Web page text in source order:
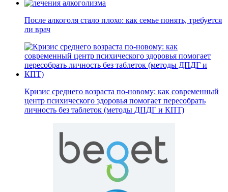
После алкоголя стало плохо: как семье понять, требуется
ли врач
Кризис среднего возраста по-новому: как современный
центр психического здоровья помогает пересобрать
личность без таблеток (методы ДПДГ и КПТ)